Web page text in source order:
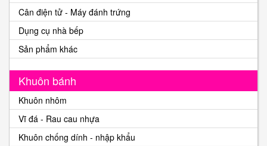
Cân điện tử - Máy đánh trứng
Dụng cụ nhà bếp
Sản phẩm khác
Khuôn bánh
Khuôn nhôm
Vĩ đá - Rau cau nhựa
Khuôn chống dính - nhập khẩu